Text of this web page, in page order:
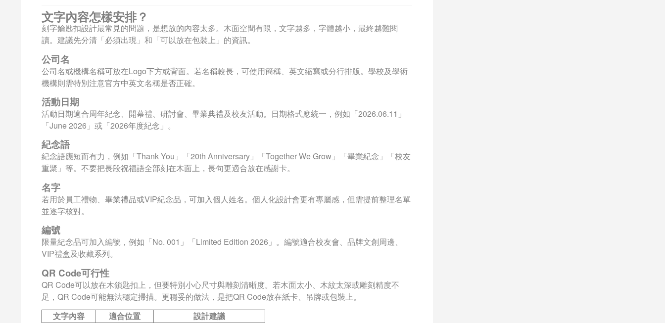
文字內容怎樣安排？
刻字鑰匙扣設計最常見的問題，是想放的內容太多。木面空間有限，文字越多，字體越小，最終越難閱
讀。建議先分清「必須出現」和「可以放在包裝上」的資訊。
公司名
公司名或機構名稱可放在Logo下方或背面。若名稱較長，可使用簡稱、英文縮寫或分行排版。學校及學術
機構則需特別注意官方中英文名稱是否正確。
活動日期
活動日期適合周年紀念、開幕禮、研討會、畢業典禮及校友活動。日期格式應統一，例如「2026.06.11」
「June 2026」或「2026年度紀念」。
紀念語
紀念語應短而有力，例如「Thank You」「20th Anniversary」「Together We Grow」「畢業紀念」「校友
重聚」等。不要把長段祝福語全部刻在木面上，長句更適合放在感謝卡。
名字
若用於員工禮物、畢業禮品或VIP紀念品，可加入個人姓名。個人化設計會更有專屬感，但需提前整理名單
並逐字核對。
編號
限量紀念品可加入編號，例如「No. 001」「Limited Edition 2026」。編號適合校友會、品牌文創周邊、
VIP禮盒及收藏系列。
QR Code可行性
QR Code可以放在木鎖匙扣上，但要特別小心尺寸與雕刻清晰度。若木面太小、木紋太深或雕刻精度不
足，QR Code可能無法穩定掃描。更穩妥的做法，是把QR Code放在紙卡、吊牌或包裝上。
文字內容
適合位置
設計建議